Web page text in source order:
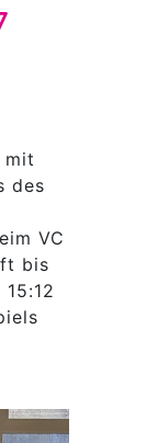
mit
des
VC
bis